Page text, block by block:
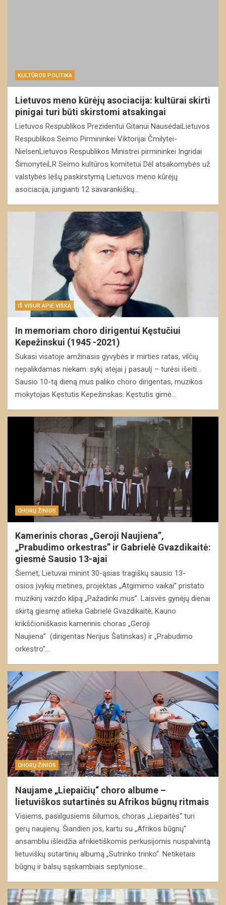
KULTŪROS POLITIKA
Lietuvos meno kūrėjų asociacija: kultūrai skirti
pinigai turi būti skirstomi atsakingai
Lietuvos Respublikos Prezidentui Gitanui NausėdaiLietuvos
Respublikos Seimo Pirmininkei Viktorijai Čmilytei-
NielsenLietuvos Respublikos Ministrei pirmininkei Ingridai
ŠimonyteiLR Seimo kultūros komitetui Dėl atsakomybės už
valstybės lėšų paskirstymą Lietuvos meno kūrėjų
asociacija, jungianti 12 savarankiškų…
IŠ VISUR APIE VISKĄ
In memoriam choro dirigentui Kęstučiui
Kepežinskui (1945 -2021)
Sukasi visatoje amžinasis gyvybės ir mirties ratas, vilčių
nepalikdamas niekam: sykį atėjai į pasaulį – turėsi išeiti…
Sausio 10-tą dieną mus paliko choro dirigentas, muzikos
mokytojas Kęstutis Kepežinskas. Kęstutis gimė…
CHORŲ ŽINIOS
Kamerinis choras „Geroji Naujiena”,
„Prabudimo orkestras” ir Gabrielė Gvazdikaitė:
giesmė Sausio 13-ajai
Šiemet, Lietuvai minint 30-ąsias tragiškų sausio 13-
osios įvykių metines, projektas „Atgimimo vaikai” pristato
muzikinį vaizdo klipą „Pažadinki mus”. Laisvės gynėjų dienai
skirtą giesmę atlieka Gabrielė Gvazdikaitė, Kauno
krikščioniškasis kamerinis choras „Geroji
Naujiena” (dirigentas Nerijus Šatinskas) ir „Prabudimo
orkestro”…
CHORŲ ŽINIOS
Naujame „Liepaičių“ choro albume –
lietuviškos sutartinės su Afrikos būgnų ritmais
Visiems, pasiilgusiems šilumos, choras „Liepaitės“ turi
gerų naujienų. Šiandien jos, kartu su „Afrikos būgnų“
ansambliu išleidžia afrikietiškomis perkusijomis nuspalvintą
lietuviškų sutartinių albumą „Sutrinko trinko“. Netikėtais
būgnų ir balsų sąskambiais septyniose…